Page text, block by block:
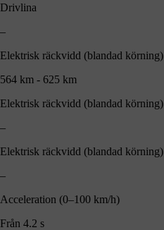
Drivlina
–
Elektrisk räckvidd (blandad körning)
564 km - 625 km
Elektrisk räckvidd (blandad körning)
–
Elektrisk räckvidd (blandad körning)
–
Acceleration (0–100 km/h)
Från 4.2 s